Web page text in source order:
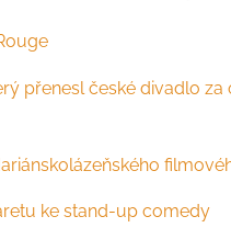
přenesl české divadlo za
ke stand-up comedy